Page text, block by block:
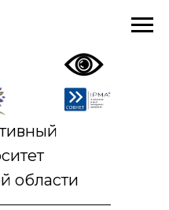
области